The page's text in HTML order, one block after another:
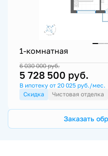
1-комнатная
6 030 000руб.
5 728 500 руб.
В ипотеку от 20 025 руб./мес.
Скидка
Чистовая отделка
Заказать